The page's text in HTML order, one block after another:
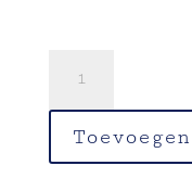
aantal